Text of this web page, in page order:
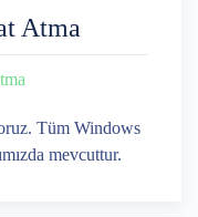
Atma
Tüm Windows
mevcuttur.